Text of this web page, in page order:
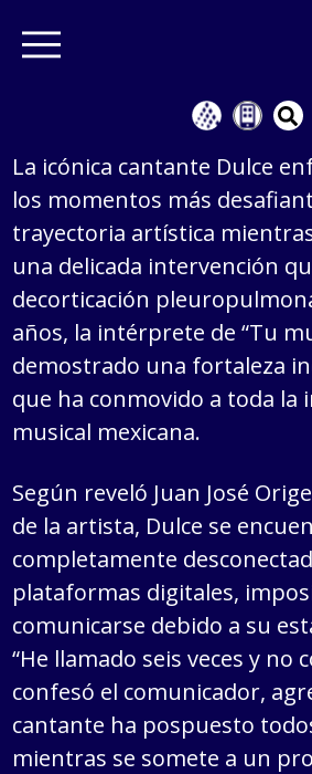
La icónica cantante Dulce
los momentos más
trayectoria artística
una delicada intervención
decorticación
años, la intérprete de “Tu
demostrado una fortaleza
que ha conmovido a toda la
musical mexicana.
Según reveló Juan José
de la artista, Dulce se
completamente
plataformas digitales,
comunicarse debido a su
“He llamado seis veces y no
confesó el comunicador,
cantante ha pospuesto
mientras se somete a un